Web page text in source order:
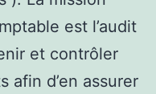
est l’audit
et contrôler
afin d’en assurer